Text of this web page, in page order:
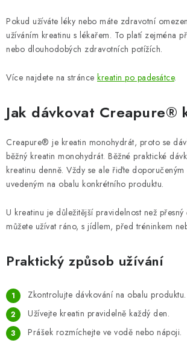
Pokud užíváte léky nebo máte zdravotní
užíváním kreatinu s lékařem. To platí zejména
nebo dlouhodobých zdravotních potížích.
Více najdete na stránce kreatin po padesátce.
Jak dávkovat Creapure®
Creapure® je kreatin monohydrát, proto se
běžný kreatin monohydrát. Běžné praktické
kreatinu denně. Vždy se ale řiďte doporučeným
uvedeným na obalu konkrétního produktu.
U kreatinu je důležitější pravidelnost než přesný
můžete užívat ráno, s jídlem, před tréninkem
Praktický způsob užívání
Zkontrolujte dávkování na obalu produktu.
Užívejte kreatin pravidelně každý den.
Prášek rozmíchejte ve vodě nebo nápoji.